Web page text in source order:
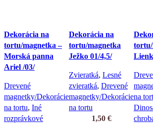
Dekorácia na
tortu/magnetka –
Morská panna
Ariel /03/
Drevené
magnetky/Dekorácie
na tortu, Iné
rozprávkové
Dekorácia na
tortu/magnetka
Ježko 01/4,5/
Zvieratká, Lesné
zvieratká, Drevené
magnetky/Dekorácie
na tortu
1,50 €
tortu/
na